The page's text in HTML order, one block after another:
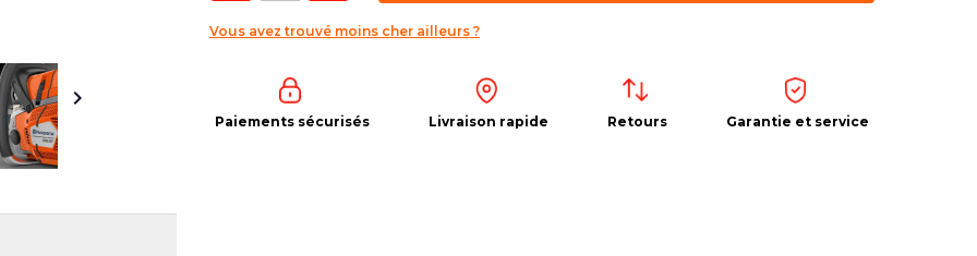

Vous avez trouvé moins cher ailleurs ?
Paiements sécurisés Livraison rapide Retours Garantie et service